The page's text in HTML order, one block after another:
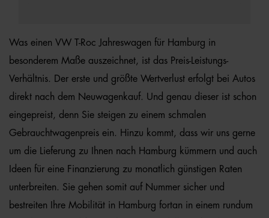
Was einen VW T-Roc Jahreswagen für Hamburg in
besonderem Maße auszeichnet, ist das Preis-Leistungs-
Verhältnis. Der erste und größte Wertverlust erfolgt bei Autos
direkt nach dem Neuwagenkauf. Und genau dieser ist schon
eingepreist, denn Sie steigen zu einem schmalen
Gebrauchtwagenpreis ein. Hinzu kommt, dass wir uns gerne
um die Lieferung zu Ihnen nach Hamburg kümmern und auch
Ideen für eine Finanzierung zu monatlich günstigen Raten
unterbreiten. Sie gehen somit auf Nummer sicher und
bestreiten Ihre Mobilität in Hamburg fortan in einem rundum